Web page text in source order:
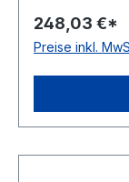
248,03 €*
Preise inkl.